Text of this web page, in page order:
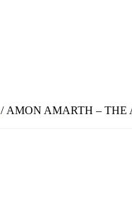
/ AMON AMARTH – THE